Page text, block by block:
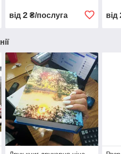
від 2₴/послуга від